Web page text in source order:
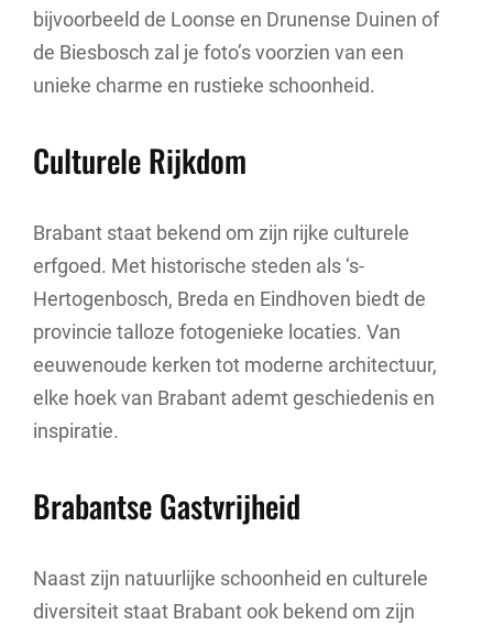
bijvoorbeeld de Loonse en Drunense Duinen of
de Biesbosch zal je foto’s voorzien van een
unieke charme en rustieke schoonheid.
Culturele Rijkdom
Brabant staat bekend om zijn rijke culturele
erfgoed. Met historische steden als ‘s-
Hertogenbosch, Breda en Eindhoven biedt de
provincie talloze fotogenieke locaties. Van
eeuwenoude kerken tot moderne architectuur,
elke hoek van Brabant ademt geschiedenis en
inspiratie.
Brabantse Gastvrijheid
Naast zijn natuurlijke schoonheid en culturele
diversiteit staat Brabant ook bekend om zijn